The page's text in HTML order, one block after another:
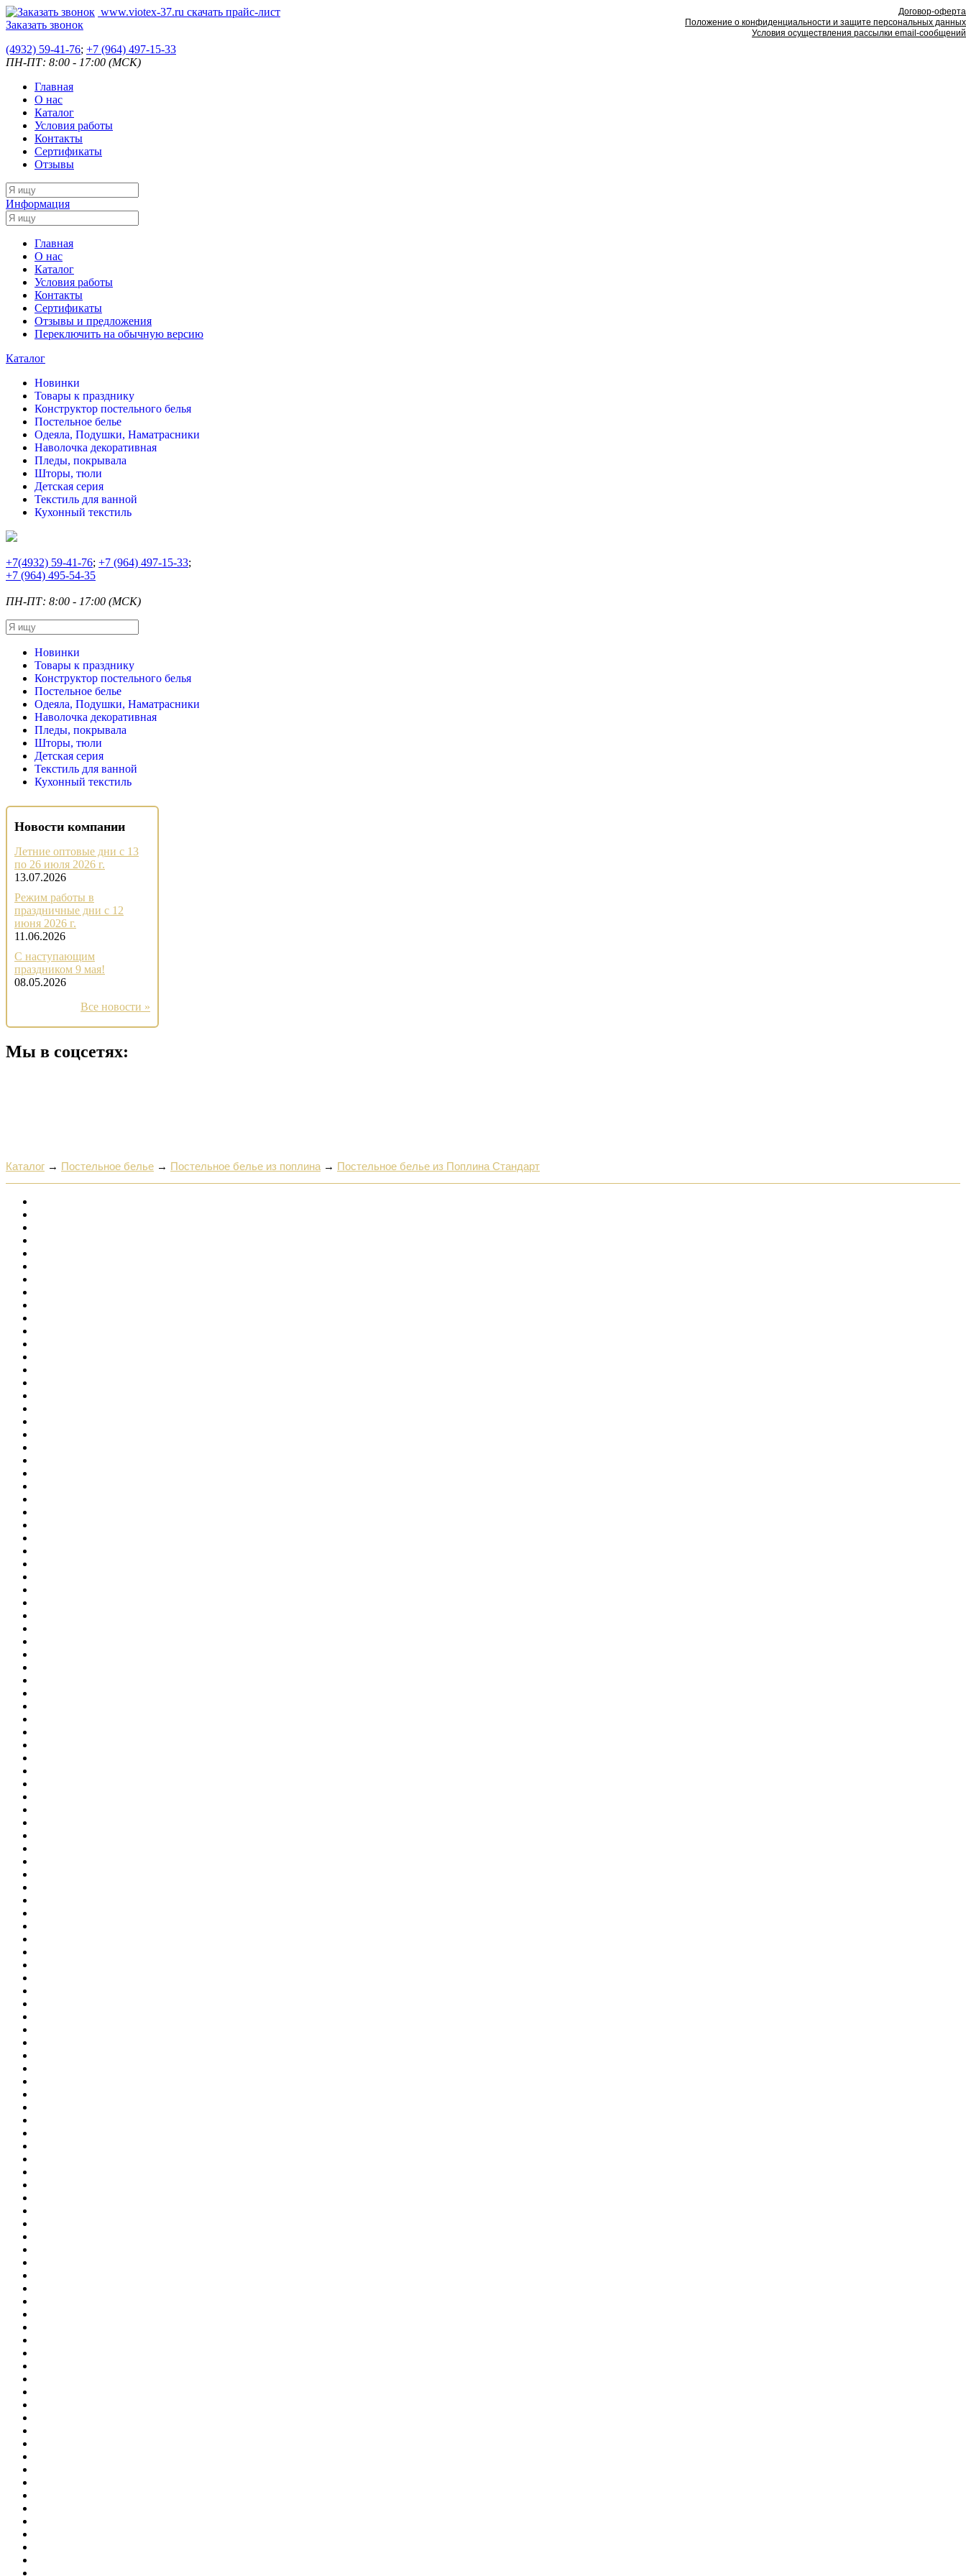
www.viotex-37.ru скачать прайс-лист
Заказать звонок
(4932) 59-41-76; +7 (964) 497-15-33
ПН-ПТ: 8:00 - 17:00 (МСК)
Главная
О нас
Каталог
Условия работы
Контакты
Сертификаты
Отзывы
Информация
Главная
О нас
Каталог
Условия работы
Контакты
Сертификаты
Отзывы и предложения
Переключить на обычную версию
Каталог
Новинки
Товары к празднику
Конструктор постельного белья
Постельное белье
Одеяла, Подушки, Наматрасники
Наволочка декоративная
Пледы, покрывала
Шторы, тюли
Детская серия
Текстиль для ванной
Кухонный текстиль
+7(4932) 59-41-76; +7 (964) 497-15-33;
+7 (964) 495-54-35
ПН-ПТ: 8:00 - 17:00 (МСК)
Новинки
Товары к празднику
Конструктор постельного белья
Постельное белье
Одеяла, Подушки, Наматрасники
Наволочка декоративная
Пледы, покрывала
Шторы, тюли
Детская серия
Текстиль для ванной
Кухонный текстиль
Новости компании
Летние оптовые дни с 13
по 26 июля 2026 г.
13.07.2026
Режим работы в
праздничные дни с 12
июня 2026 г.
11.06.2026
С наступающим
праздником 9 мая!
08.05.2026
Все новости »
Мы в соцсетях:
Каталог → Постельное белье → Постельное белье из поплина → Постельное белье из Поплина Стандарт
Договор-оферта
Положение о конфиденциальности и защите персональных данных
Условия осуществления рассылки email-сообщений